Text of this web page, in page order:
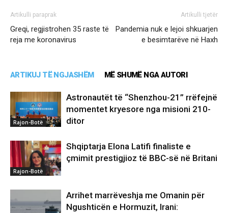
Artikulli paraprak
Greqi, regjistrohen 35 raste të
reja me koronavirus
Artikulli tjetër
Pandemia nuk e lejoi shkuarjen
e besimtarëve në Haxh
ARTIKUJ TË NGJASHËM MË SHUMË NGA AUTORI
Rajon-Botë
Astronautët të “Shenzhou-21” rrëfejnë
momentet kryesore nga misioni 210-
ditor
Rajon-Botë
Shqiptarja Elona Latifi finaliste e
çmimit prestigjioz të BBC-së në Britani
Arrihet marrëveshja me Omanin për
Ngushticën e Hormuzit, Irani: